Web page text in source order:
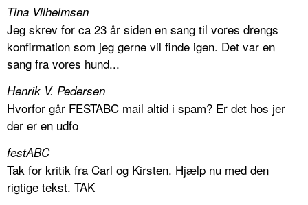
Tina Vilhelmsen
Jeg skrev for ca 23 år siden en sang til vores drengs
konfirmation som jeg gerne vil finde igen. Det var en
sang fra vores hund...
Henrik V. Pedersen
Hvorfor går FESTABC mail altid i spam? Er det hos jer
der er en udfo
festABC
Tak for kritik fra Carl og Kirsten. Hjælp nu med den
rigtige tekst. TAK